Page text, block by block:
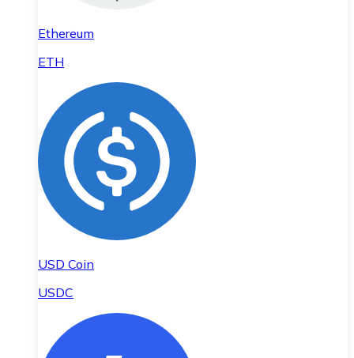
Ethereum
ETH
USD Coin
USDC